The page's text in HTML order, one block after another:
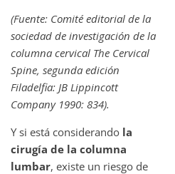
(Fuente: Comité editorial de la
sociedad de investigación de la
columna cervical The Cervical
Spine, segunda edición
Filadelfia: JB Lippincott
Company 1990: 834).
Y si está considerando la
cirugía de la columna
lumbar, existe un riesgo de